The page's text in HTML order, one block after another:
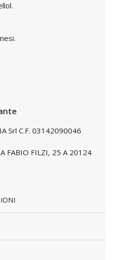
Srl C.F. 03142090046
FABIO FILZI, 25 A 20124